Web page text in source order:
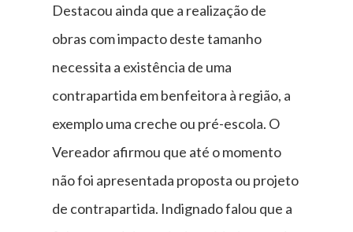
Destacou ainda que a realização de
obras com impacto deste tamanho
necessita a existência de uma
contrapartida em benfeitora à região, a
exemplo uma creche ou pré-escola. O
Vereador afirmou que até o momento
não foi apresentada proposta ou projeto
de contrapartida. Indignado falou que a